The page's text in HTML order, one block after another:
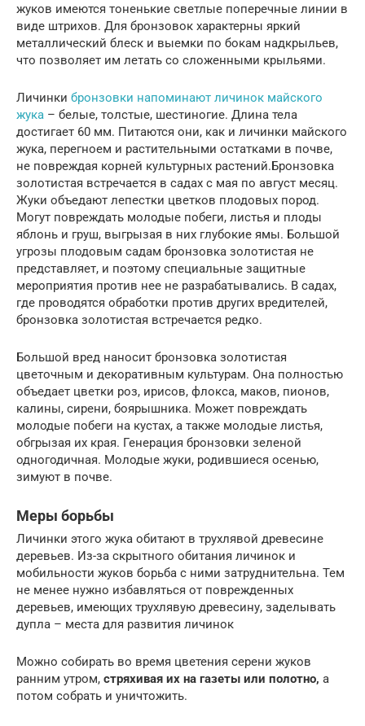
жуков имеются тоненькие светлые поперечные линии в
виде штрихов. Для бронзовок характерны яркий
металлический блеск и выемки по бокам надкрыльев,
что позволяет им летать со сложенными крыльями.
Личинки бронзовки напоминают личинок майского
жука – белые, толстые, шестиногие. Длина тела
достигает 60 мм. Питаются они, как и личинки майского
жука, перегноем и растительными остатками в почве,
не повреждая корней культурных растений.Бронзовка
золотистая встречается в садах с мая по август месяц.
Жуки объедают лепестки цветков плодовых пород.
Могут повреждать молодые побеги, листья и плоды
яблонь и груш, выгрызая в них глубокие ямы. Большой
угрозы плодовым садам бронзовка золотистая не
представляет, и поэтому специальные защитные
мероприятия против нее не разрабатывались. В садах,
где проводятся обработки против других вредителей,
бронзовка золотистая встречается редко.
Большой вред наносит бронзовка золотистая
цветочным и декоративным культурам. Она полностью
объедает цветки роз, ирисов, флокса, маков, пионов,
калины, сирени, боярышника. Может повреждать
молодые побеги на кустах, а также молодые листья,
обгрызая их края. Генерация бронзовки зеленой
одногодичная. Молодые жуки, родившиеся осенью,
зимуют в почве.
Меры борьбы
Личинки этого жука обитают в трухлявой древесине
деревьев. Из-за скрытного обитания личинок и
мобильности жуков борьба с ними затруднительна. Тем
не менее нужно избавляться от поврежденных
деревьев, имеющих трухлявую древесину, заделывать
дупла – места для развития личинок
Можно собирать во время цветения серени жуков
ранним утром, стряхивая их на газеты или полотно, а
потом собрать и уничтожить.